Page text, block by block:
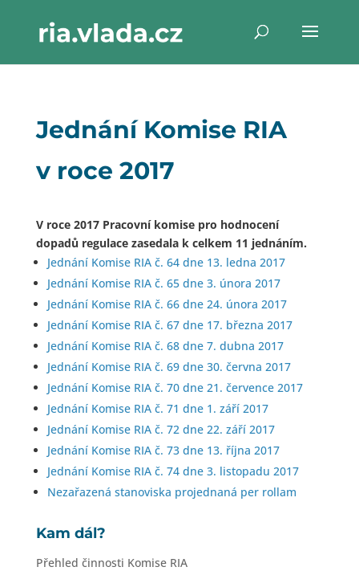
Jednání Komise RIA
v roce 2017
V roce 2017 Pracovní komise pro hodnocení
dopadů regulace zasedala k celkem 11 jednáním.
Jednání Komise RIA č. 64 dne 13. ledna 2017
Jednání Komise RIA č. 65 dne 3. února 2017
Jednání Komise RIA č. 66 dne 24. února 2017
Jednání Komise RIA č. 67 dne 17. března 2017
Jednání Komise RIA č. 68 dne 7. dubna 2017
Jednání Komise RIA č. 69 dne 30. června 2017
Jednání Komise RIA č. 70 dne 21. července 2017
Jednání Komise RIA č. 71 dne 1. září 2017
Jednání Komise RIA č. 72 dne 22. září 2017
Jednání Komise RIA č. 73 dne 13. října 2017
Jednání Komise RIA č. 74 dne 3. listopadu 2017
Nezařazená stanoviska projednaná per rollam
Kam dál?
Přehled činnosti Komise RIA